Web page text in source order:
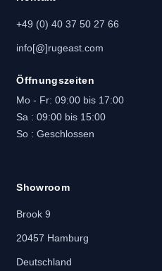
+49 (0) 40 37 50 27 66
info[@]rugeast.com
Öffnungszeiten
Mo - Fr: 09:00 bis 17:00
Sa : 09:00 bis 15:00
So : Geschlossen
Showroom
Brook 9
20457 Hamburg
Deutschland